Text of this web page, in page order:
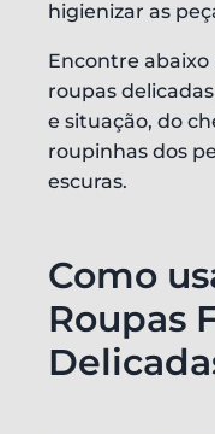
higienizar as
Encontre abaixo
roupas
e situação, do
roupinhas dos
escuras.
Como
Roupas